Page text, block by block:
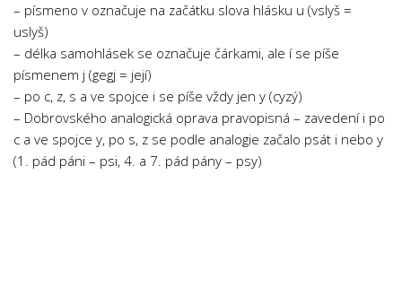
Zeměpis
Novinky
– písmeno v označuje na začátku slova hlásku u (vslyš =
uslyš)
– délka samohlásek se označuje čárkami, ale í se píše
písmenem j (gegj = její)
– po c, z, s a ve spojce i se píše vždy jen y (cyzý)
– Dobrovského analogická oprava pravopisná – zavedení i po
c a ve spojce y, po s, z se podle analogie začalo psát i nebo y
(1. pád páni – psi, 4. a 7. pád pány – psy)